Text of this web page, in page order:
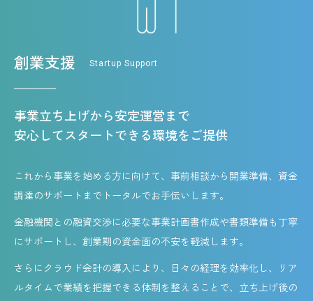
創業支援 Startup Support
事業立ち上げから安定運営まで
安心してスタートできる環境をご提供
これから事業を始める方に向けて、事前相談から開業準備、資金
調達のサポートまでトータルでお手伝いします。
金融機関との融資交渉に必要な事業計画書作成や書類準備も丁寧
にサポートし、創業期の資金面の不安を軽減します。
さらにクラウド会計の導入により、日々の経理を効率化し、リア
ルタイムで業績を把握できる体制を整えることで、立ち上げ後の